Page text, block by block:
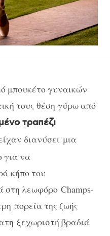
μπουκέτο γυναικών
τους θέση γύρω από
τραπέζι
διανύσει μια
για να
κήπο του
στη λεωφόρο Champs-
πορεία της ζωής
ξεχωριστή βραδιά